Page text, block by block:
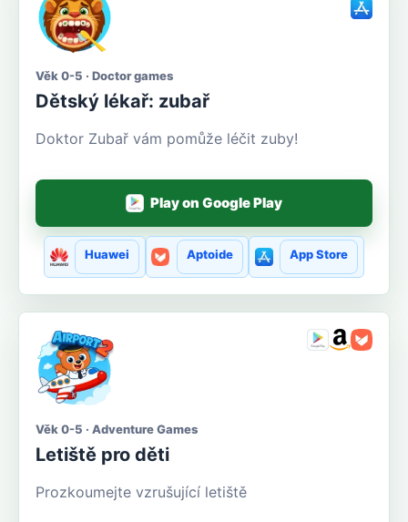
Věk 0-5 · Doctor games
Dětský lékař: zubař
Doktor Zubař vám pomůže léčit zuby!
Play on Google Play
Huawei Aptoide App Store
Věk 0-5 · Adventure Games
Letiště pro děti
Prozkoumejte vzrušující letiště